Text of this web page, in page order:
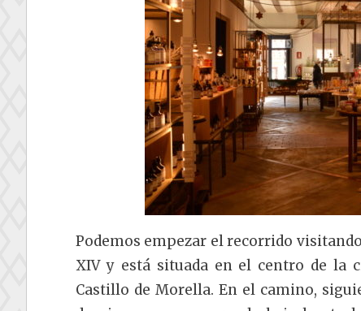
Podemos empezar el recorrido
XIV y está situada en el centro de la
Castillo de Morella. En el camino,